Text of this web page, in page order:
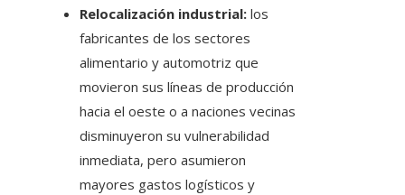
Relocalización industrial: los
fabricantes de los sectores
alimentario y automotriz que
movieron sus líneas de producción
hacia el oeste o a naciones vecinas
disminuyeron su vulnerabilidad
inmediata, pero asumieron
mayores gastos logísticos y